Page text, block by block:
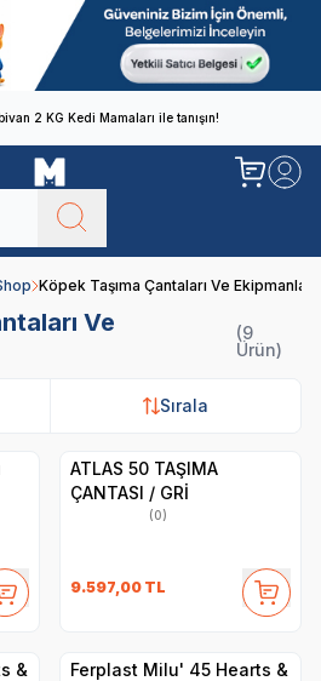
2 KG Kedi Mamaları ile tanışın!
Köpek Taşıma Çantaları Ve Ekipmanları
Ve
(9
Ürün)
Sırala
Sırala
ATLAS 50 TAŞIMA
ÇANTASI / GRİ
(0)
9.597,00 TL
&
Ferplast Milu' 45 Hearts &